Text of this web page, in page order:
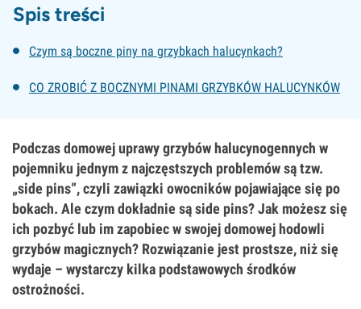
Spis treści
Czym są boczne piny na grzybkach halucynkach?
CO ZROBIĆ Z BOCZNYMI PINAMI GRZYBKÓW HALUCYNKÓW
Podczas domowej uprawy grzybów halucynogennych w
pojemniku jednym z najczęstszych problemów są tzw.
„side pins”, czyli zawiązki owocników pojawiające się po
bokach. Ale czym dokładnie są side pins? Jak możesz się
ich pozbyć lub im zapobiec w swojej domowej hodowli
grzybów magicznych? Rozwiązanie jest prostsze, niż się
wydaje – wystarczy kilka podstawowych środków
ostrożności.